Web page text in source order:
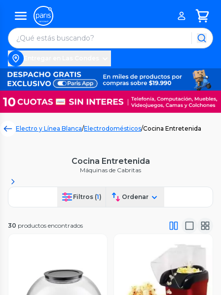
Electro y Línea Blanca/Electrodomésticos/Cocina Entretenida
Cocina Entretenida
Máquinas de Cabritas
Filtros (1) Ordenar
30 productos encontrados